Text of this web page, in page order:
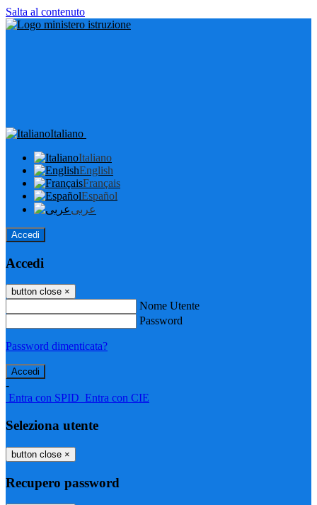
Salta al contenuto
Italiano
Italiano
English
Français
Español
عربى
Accedi
Accedi
button close ×
Nome Utente
Password
Password dimenticata?
-
Entra con SPID Entra con CIE
Seleziona utente
button close ×
Recupero password